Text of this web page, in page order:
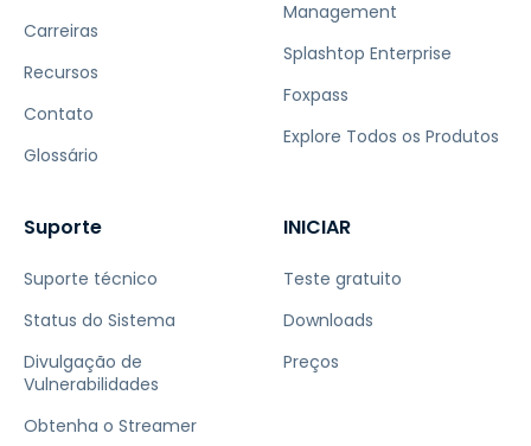
Carreiras
Recursos
Contato
Glossário
Management
Splashtop Enterprise
Foxpass
Explore Todos os Produtos
Suporte
Suporte técnico
Status do Sistema
Divulgação de
Vulnerabilidades
Obtenha o Streamer
INICIAR
Teste gratuito
Downloads
Preços